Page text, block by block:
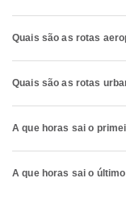
Quais são as rotas
Quais são as rotas
A que horas sai o
A que horas sai o